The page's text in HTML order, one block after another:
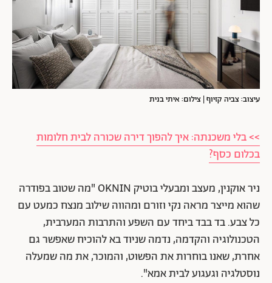
עיצוב: צביה קזיוף | צילום: איתי בנית
>> בלי משכנתה: איך להפוך דירה שכורה לבית חלומות
בכלום כסף?
ניר אוקנין, מעצב ומבעלי בוטיק OKNIN "מה שטוב בפודרה
שהוא מייצר מראה נקי וזורם ומהווה שילוב מנצח כמעט עם
כל צבע. בד בבד ביחד עם השפע והתרבות המערבית,
הטכנולוגיה והקדמה, נדמה שניוד בא להוכיח שאפשר גם
אחרת, שאנו בוחרות את הפשוט, והמוכר, את מה שמעלה
נוסטלגיה וגעגוע לבית אמא".